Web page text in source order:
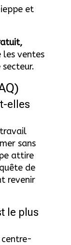
et
les ventes
elles
sans
attire
de
revenir
le plus
centre-